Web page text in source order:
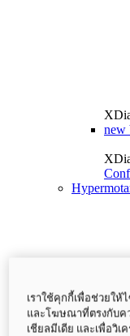
new
เราใช้คุกกี้เพื่อช่วยให้
และโฆษณาที่ตรงกับค
เชียลมีเดีย และเพื่อวิเ